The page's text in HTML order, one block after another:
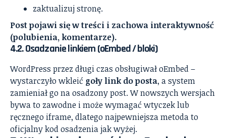
zaktualizuj stronę.
Post pojawi się w treści i zachowa interaktywność
(polubienia, komentarze).
4.2. Osadzanie linkiem (oEmbed / bloki)
WordPress przez długi czas obsługiwał oEmbed –
wystarczyło wkleić goły link do posta, a system
zamieniał go na osadzony post. W nowszych wersjach
bywa to zawodne i może wymagać wtyczek lub
ręcznego iframe, dlatego najpewniejsza metoda to
oficjalny kod osadzenia jak wyżej.